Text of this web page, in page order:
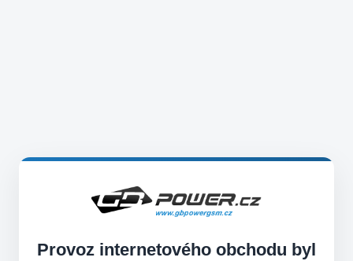
Provoz internetového obchodu byl